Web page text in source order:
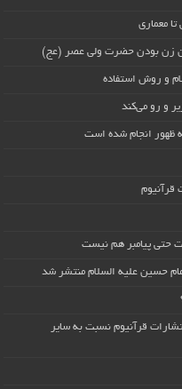
معماری
زن بودن حضرت ولی عصر (عج)
و روش استفاده
و رو می‌کند
ظهور انجام شده است
قرآنیوم
حتی پیامبر هم نیست
حسین علیه السلام منتشر شد
قرآنیوم نسبت به سایر